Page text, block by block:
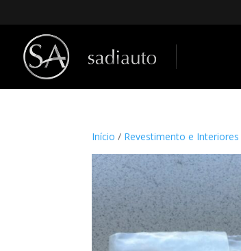
Início / Revestimento e Interiores